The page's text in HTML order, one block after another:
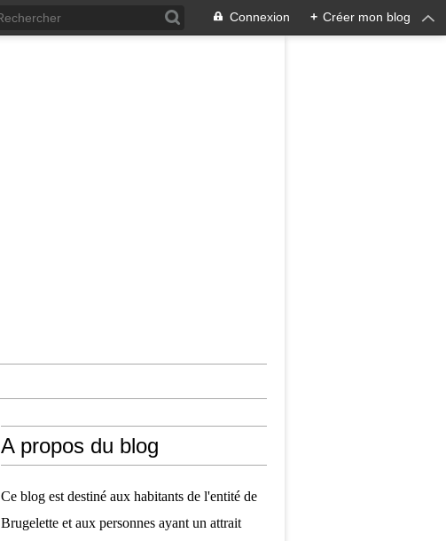
Connexion + Créer mon blog
A propos du blog
Ce blog est destiné aux habitants de l'entité de
Brugelette et aux personnes ayant un attrait